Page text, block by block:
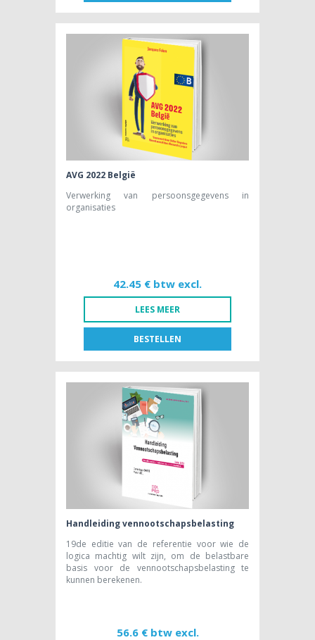
37,74 € btw excl.
AVG 2022 België
Verwerking van persoonsgegevens in
organisaties
42.45 € btw excl.
LEES MEER
BESTELLEN
NL
42,45 € btw excl.
Handleiding vennootschapsbelasting
19de editie van de referentie voor wie de
logica machtig wilt zijn, om de belastbare
basis voor de vennootschapsbelasting te
kunnen berekenen.
56.6 € btw excl.